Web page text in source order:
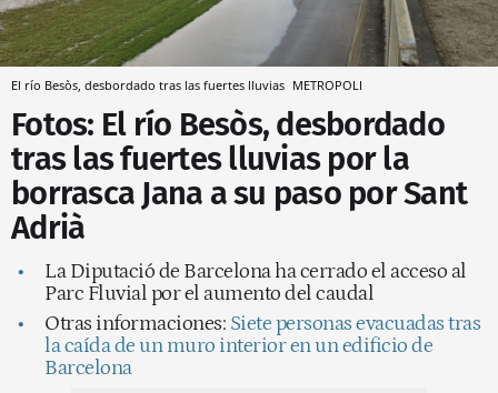
El río Besòs, desbordado tras las fuertes lluvias METROPOLI
Fotos: El río Besòs, desbordado
tras las fuertes lluvias por la
borrasca Jana a su paso por Sant
Adrià
La Diputació de Barcelona ha cerrado el acceso al
Parc Fluvial por el aumento del caudal
Otras informaciones: Siete personas evacuadas tras
la caída de un muro interior en un edificio de
Barcelona